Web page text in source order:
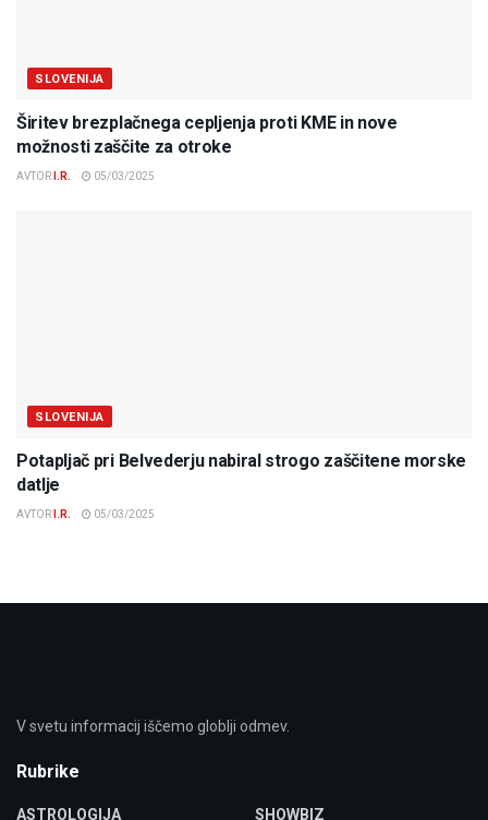
SLOVENIJA
Širitev brezplačnega cepljenja proti KME in nove
možnosti zaščite za otroke
AVTOR I.R. 05/03/2025
SLOVENIJA
Potapljač pri Belvederju nabiral strogo zaščitene morske
datlje
AVTOR I.R. 05/03/2025
V svetu informacij iščemo globlji odmev.
Rubrike
ASTROLOGIJA SHOWBIZ